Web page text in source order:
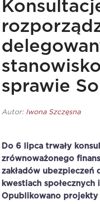
sprawie
Autor: Iwona Szczęsna
Do 6 lipca trwały
zrównoważonego
zakładów ubezpieczeń
kwestiach
Opublikowano projekty